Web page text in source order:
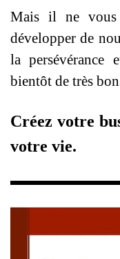
Mais il ne vous
développer de
la persévérance
bientôt de très
Créez votre
votre vie.